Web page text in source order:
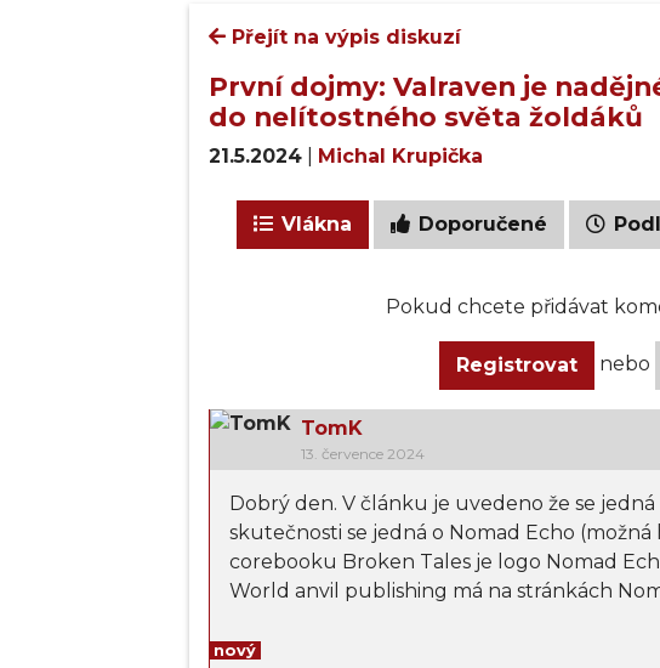
Přejít na výpis diskuzí
První dojmy: Valraven je
do nelítostného světa žoldáků
21.5.2024 Michal Krupička
Vlákna Doporučené
Pokud chcete přidávat
Registrovat nebo
TomK
13. července 2024
Dobrý den. V článku je uvedeno že se
skutečnosti se jedná o Nomad Echo
corebooku Broken Tales je logo Nomad
World anvil publishing má na stránkách
nový